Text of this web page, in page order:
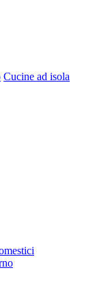
Cucine ad isola